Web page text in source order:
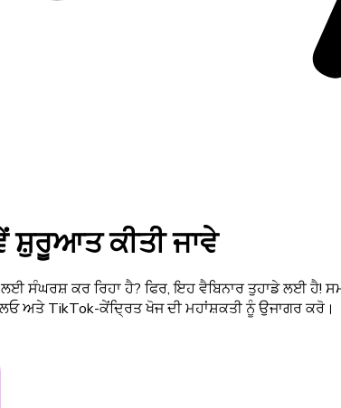
ਸ਼ੁਰੂਆਤ ਕੀਤੀ ਜਾਵੇ
ਸੰਘਰਸ਼ ਕਰ ਰਿਹਾ ਹੈ? ਫਿਰ, ਇਹ ਵੈਬਿਨਾਰ ਤੁਹਾਡੇ ਲਈ ਹੈ!
ਅਤੇ TikTok-ਕੇਂਦ੍ਰਿਤ ਖੋਜ ਦੀ ਮਹਾਂਸ਼ਕਤੀ ਨੂੰ ਉਜਾਗਰ ਕਰੋ।